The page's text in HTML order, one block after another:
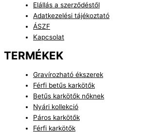
Elállás a szerződéstől
Adatkezelési tájékoztató
ÁSZF
Kapcsolat
TERMÉKEK
Gravírozható ékszerek
Férfi betűs karkötők
Betűs karkötők nőknek
Nyári kollekció
Páros karkötők
Férfi karkötők